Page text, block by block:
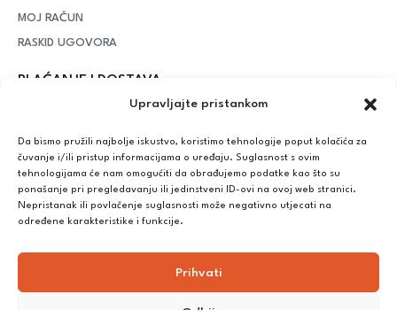
Upravljajte pristankom
Da bismo pružili najbolje iskustvo, koristimo tehnologije poput kolačića za
čuvanje i/ili pristup informacijama o uređaju. Suglasnost s ovim
tehnologijama će nam omogućiti da obrađujemo podatke kao što su
ponašanje pri pregledavanju ili jedinstveni ID-ovi na ovoj web stranici.
Nepristanak ili povlačenje suglasnosti može negativno utjecati na
određene karakteristike i funkcije.
Prihvati
MOJ RAČUN
RASKID UGOVORA
PLAĆANJE I DOSTAVA
– iznad potrošenih 55 eura dostava je
Plaćanje:
Bankovna transakcija, plaćanje prilikom preuzimanja, CorvusPay